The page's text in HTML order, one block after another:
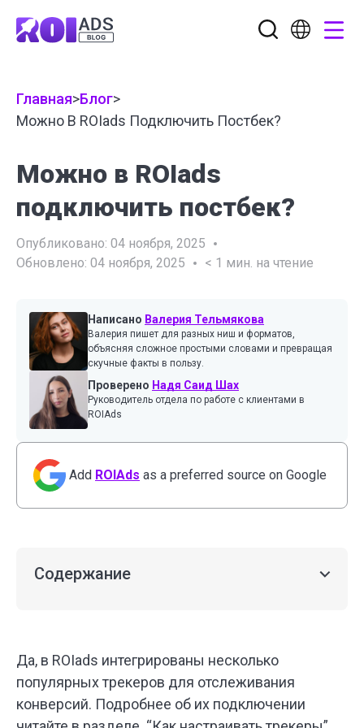
Главная>Блог>
Можно В ROIads Подключить Постбек?
Можно в ROIads
подключить постбек?
Опубликовано: 04 ноября, 2025
Обновлено: 04 ноября, 2025 < 1 мин. на чтение
Написано Валерия Тельмякова
Валерия пишет для разных ниш и форматов,
объясняя сложное простыми словами и превращая
скучные факты в пользу.
Проверено Надя Саид Шах
Руководитель отдела по работе с клиентами в
ROIAds
Add ROIAds as a preferred source on Google
Содержание
Да, в ROIads интегрированы несколько
популярных трекеров для отслеживания
конверсий. Подробнее об их подключении